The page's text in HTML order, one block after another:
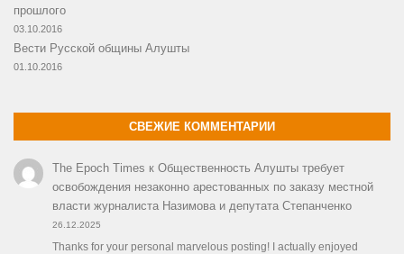
прошлого
03.10.2016
Вести Русской общины Алушты
01.10.2016
СВЕЖИЕ КОММЕНТАРИИ
The Epoch Times к Общественность Алушты требует
освобождения незаконно арестованных по заказу местной
власти журналиста Назимова и депутата Степанченко
26.12.2025
Thanks for your personal marvelous posting! I actually enjoyed